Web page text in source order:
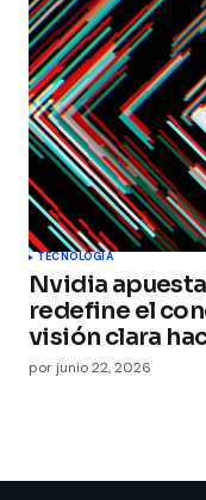
TECNOLOGÍA
Nvidia
redefine el
visión clara
por junio 22, 2026